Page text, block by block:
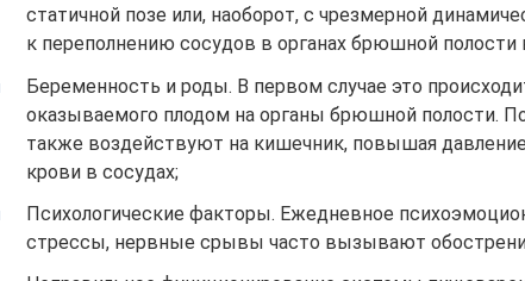
статичной позе или, наоборот, с чрезмерной
к переполнению сосудов в органах брюшной полости
Беременность и роды. В первом случае это
оказываемого плодом на органы брюшной полости.
также воздействуют на кишечник, повышая
крови в сосудах;
Психологические факторы. Ежедневное
стрессы, нервные срывы часто вызывают